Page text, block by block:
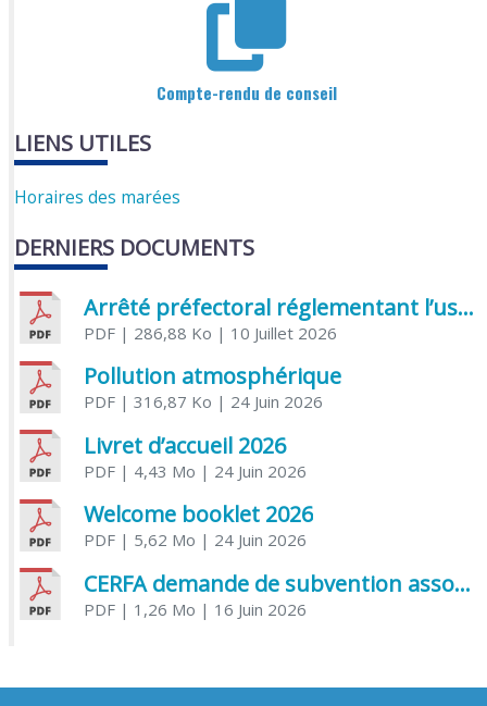
Compte-rendu de conseil
LIENS UTILES
Horaires des marées
DERNIERS DOCUMENTS
Arrêté préfectoral réglementant l’usage de l’eau
PDF| 286,88 Ko | 10 Juillet 2026
Pollution atmosphérique
PDF| 316,87 Ko | 24 Juin 2026
Livret d’accueil 2026
PDF| 4,43 Mo | 24 Juin 2026
Welcome booklet 2026
PDF| 5,62 Mo | 24 Juin 2026
CERFA demande de subvention association
PDF| 1,26 Mo | 16 Juin 2026